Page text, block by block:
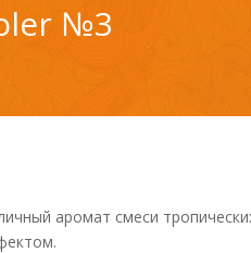
№3
аромат смеси